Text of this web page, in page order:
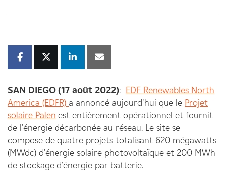
SAN DIEGO (17 août 2022): EDF Renewables North
America (EDFR) a annoncé aujourd'hui que le Projet
solaire Palen est entièrement opérationnel et fournit
de l'énergie décarbonée au réseau. Le site se
compose de quatre projets totalisant 620 mégawatts
(MWdc) d'énergie solaire photovoltaïque et 200 MWh
de stockage d'énergie par batterie.